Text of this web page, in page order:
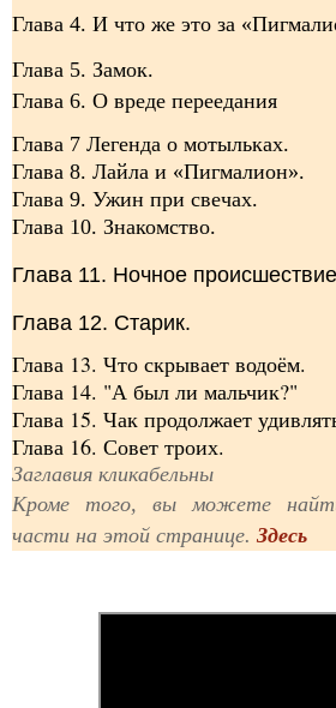
Глава 4. И что же это за
Глава 5. Замок.
Глава 6. О вреде переедания
Глава 7 Легенда о мотыльках.
Глава 8. Лайла и «Пигмалион».
Глава 9. Ужин при свечах.
Глава 10. Знакомство.
Глава 11. Ночное
Глава 12. Старик.
Глава 13. Что скрывает водоём.
Глава 14. "А был ли мальчик?"
Глава 15. Чак продолжает
Глава 16. Совет троих.
Заглавия кликабельны
Кроме того, вы можете
части на этой странице. Здесь